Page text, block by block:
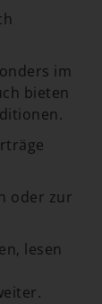
im
bieten
oder zur
lesen